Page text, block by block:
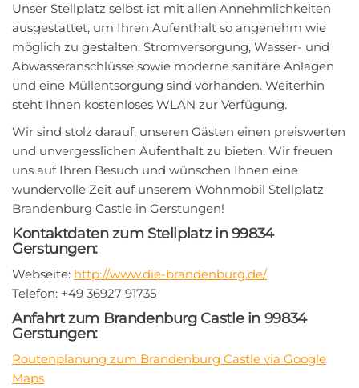
Unser Stellplatz selbst ist mit allen Annehmlichkeiten
ausgestattet, um Ihren Aufenthalt so angenehm wie
möglich zu gestalten: Stromversorgung, Wasser- und
Abwasseranschlüsse sowie moderne sanitäre Anlagen
und eine Müllentsorgung sind vorhanden. Weiterhin
steht Ihnen kostenloses WLAN zur Verfügung.
Wir sind stolz darauf, unseren Gästen einen preiswerten
und unvergesslichen Aufenthalt zu bieten. Wir freuen
uns auf Ihren Besuch und wünschen Ihnen eine
wundervolle Zeit auf unserem Wohnmobil Stellplatz
Brandenburg Castle in Gerstungen!
Kontaktdaten zum Stellplatz in 99834
Gerstungen:
Webseite: http://www.die-brandenburg.de/
Telefon: +49 36927 91735
Anfahrt zum Brandenburg Castle in 99834
Gerstungen:
Routenplanung zum Brandenburg Castle via Google
Maps